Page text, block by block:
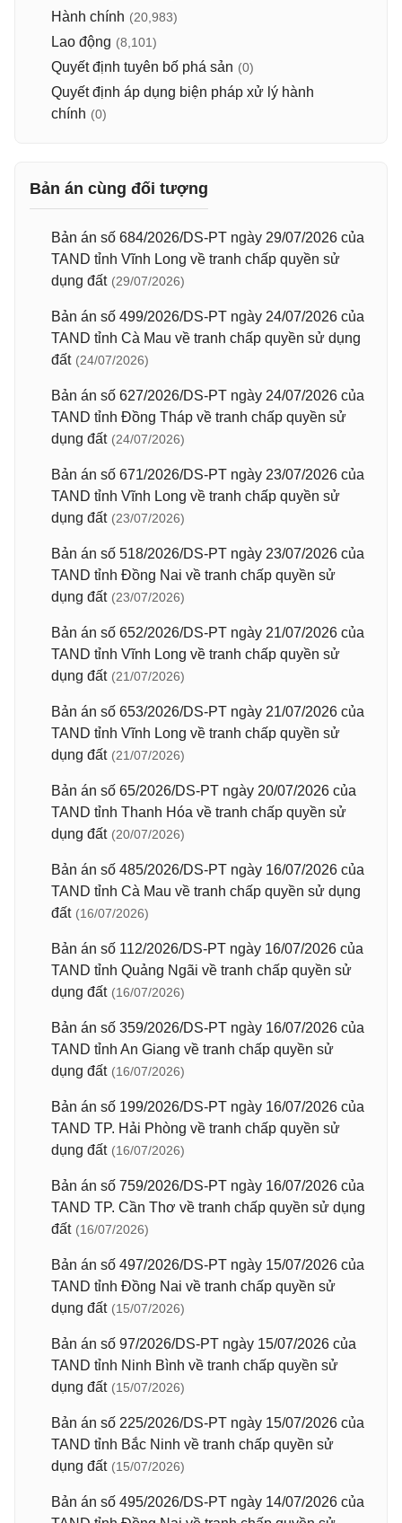
Hành chính (20,983)
Lao động (8,101)
Quyết định tuyên bố phá sản (0)
Quyết định áp dụng biện pháp xử lý hành
chính (0)
Bản án cùng đối tượng
Bản án số 684/2026/DS-PT ngày 29/07/2026 của
TAND tỉnh Vĩnh Long về tranh chấp quyền sử
dụng đất (29/07/2026)
Bản án số 499/2026/DS-PT ngày 24/07/2026 của
TAND tỉnh Cà Mau về tranh chấp quyền sử dụng
đất (24/07/2026)
Bản án số 627/2026/DS-PT ngày 24/07/2026 của
TAND tỉnh Đồng Tháp về tranh chấp quyền sử
dụng đất (24/07/2026)
Bản án số 671/2026/DS-PT ngày 23/07/2026 của
TAND tỉnh Vĩnh Long về tranh chấp quyền sử
dụng đất (23/07/2026)
Bản án số 518/2026/DS-PT ngày 23/07/2026 của
TAND tỉnh Đồng Nai về tranh chấp quyền sử
dụng đất (23/07/2026)
Bản án số 652/2026/DS-PT ngày 21/07/2026 của
TAND tỉnh Vĩnh Long về tranh chấp quyền sử
dụng đất (21/07/2026)
Bản án số 653/2026/DS-PT ngày 21/07/2026 của
TAND tỉnh Vĩnh Long về tranh chấp quyền sử
dụng đất (21/07/2026)
Bản án số 65/2026/DS-PT ngày 20/07/2026 của
TAND tỉnh Thanh Hóa về tranh chấp quyền sử
dụng đất (20/07/2026)
Bản án số 485/2026/DS-PT ngày 16/07/2026 của
TAND tỉnh Cà Mau về tranh chấp quyền sử dụng
đất (16/07/2026)
Bản án số 112/2026/DS-PT ngày 16/07/2026 của
TAND tỉnh Quảng Ngãi về tranh chấp quyền sử
dụng đất (16/07/2026)
Bản án số 359/2026/DS-PT ngày 16/07/2026 của
TAND tỉnh An Giang về tranh chấp quyền sử
dụng đất (16/07/2026)
Bản án số 199/2026/DS-PT ngày 16/07/2026 của
TAND TP. Hải Phòng về tranh chấp quyền sử
dụng đất (16/07/2026)
Bản án số 759/2026/DS-PT ngày 16/07/2026 của
TAND TP. Cần Thơ về tranh chấp quyền sử dụng
đất (16/07/2026)
Bản án số 497/2026/DS-PT ngày 15/07/2026 của
TAND tỉnh Đồng Nai về tranh chấp quyền sử
dụng đất (15/07/2026)
Bản án số 97/2026/DS-PT ngày 15/07/2026 của
TAND tỉnh Ninh Bình về tranh chấp quyền sử
dụng đất (15/07/2026)
Bản án số 225/2026/DS-PT ngày 15/07/2026 của
TAND tỉnh Bắc Ninh về tranh chấp quyền sử
dụng đất (15/07/2026)
Bản án số 495/2026/DS-PT ngày 14/07/2026 của